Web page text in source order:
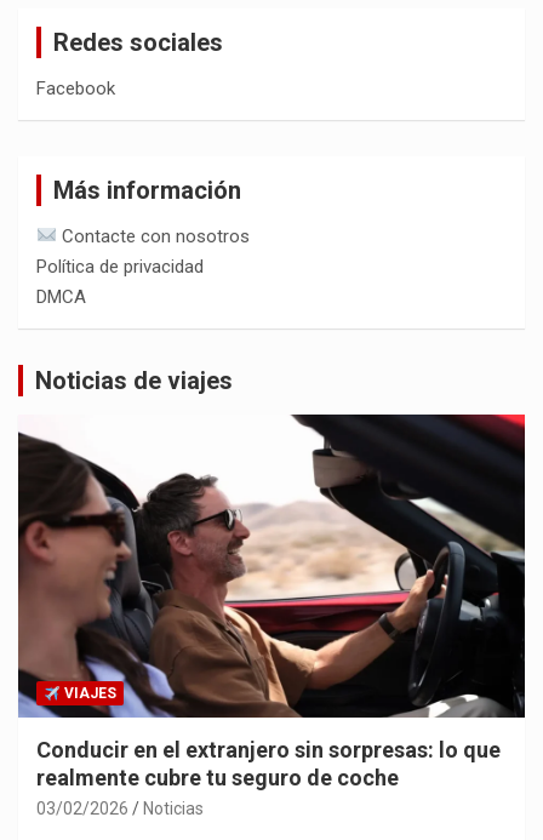
Redes sociales
Facebook
Más información
Contacte con nosotros
Política de privacidad
DMCA
Noticias de viajes
VIAJES
Conducir en el extranjero sin sorpresas: lo que
realmente cubre tu seguro de coche
03/02/2026 Noticias